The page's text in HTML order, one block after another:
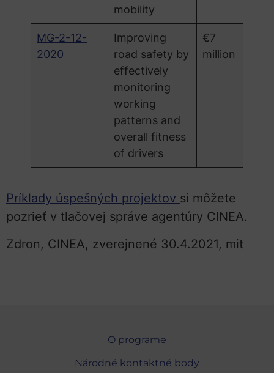
mobility
MG-2-12-
2020
Improving
road safety by
effectively
monitoring
working
patterns and
overall fitness
of drivers
€7
million
Príklady úspešných projektov si môžete
pozrieť v tlačovej správe agentúry CINEA.
Zdron, CINEA, zverejnené 30.4.2021, mit
O programe
Národné kontaktné body